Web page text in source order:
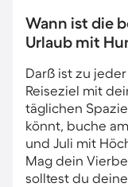
Wann ist die
Urlaub mit
Darß ist zu
Reiseziel mit
täglichen
könnt, buche
und Juli mit
Mag dein
solltest du